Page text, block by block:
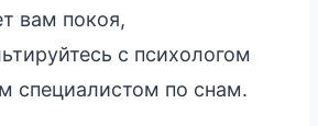
вам покоя,
с психологом
специалистом по снам.